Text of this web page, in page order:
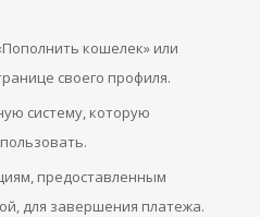
кошелек» или
своего профиля.
систему, которую
предоставленным
для завершения платежа.